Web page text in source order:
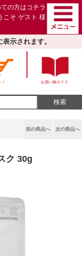
の方は コチラ
こそ ゲスト 様
示されます。
ト お買い物ガイド
次の商品へ
前の商品へ
ク 30g